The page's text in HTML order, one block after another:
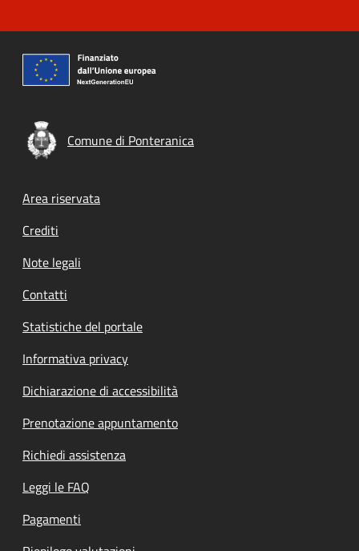
Comune di Ponteranica
Footer menu
Area riservata
Crediti
Note legali
Contatti
Statistiche del portale
Informativa privacy
Dichiarazione di accessibilità
Prenotazione appuntamento
Richiedi assistenza
Leggi le FAQ
Pagamenti